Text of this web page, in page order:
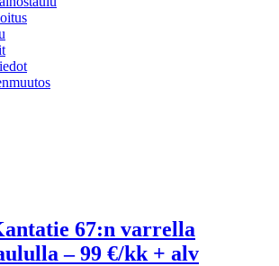
67:n varrella
– 99 €/kk + alv